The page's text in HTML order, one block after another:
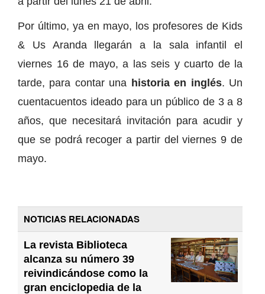
Por último, ya en mayo, los profesores de Kids
& Us Aranda llegarán a la sala infantil el
viernes 16 de mayo, a las seis y cuarto de la
tarde, para contar una historia en inglés. Un
cuentacuentos ideado para un público de 3 a 8
años, que necesitará invitación para acudir y
que se podrá recoger a partir del viernes 9 de
mayo.
NOTICIAS RELACIONADAS
La revista Biblioteca
alcanza su número 39
reivindicándose como la
gran enciclopedia de la